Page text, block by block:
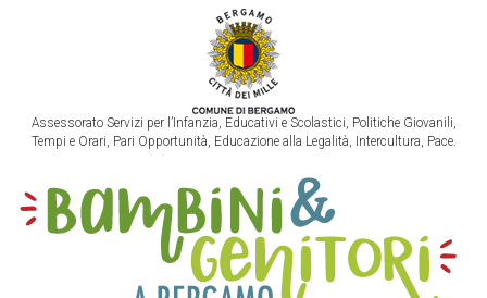
Assessorato Servizi per l’Infanzia, Educativi e Scolastici, Politiche Giovanili,
Tempi e Orari, Pari Opportunità, Educazione alla Legalità, Intercultura, Pace.